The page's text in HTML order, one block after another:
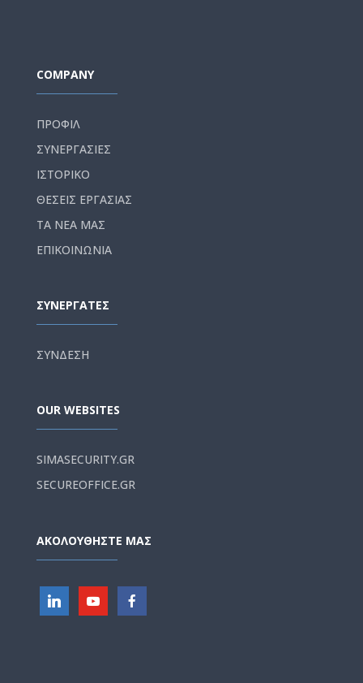
COMPANY
ΠΡΟΦΙΛ
ΣΥΝΕΡΓΑΣΙΕΣ
ΙΣΤΟΡΙΚΟ
ΘΕΣΕΙΣ ΕΡΓΑΣΙΑΣ
ΤΑ ΝΕΑ ΜΑΣ
ΕΠΙΚΟΙΝΩΝΙΑ
ΣΥΝΕΡΓΑΤΕΣ
ΣΥΝΔΕΣΗ
OUR WEBSITES
SIMASECURITY.GR
SECUREOFFICE.GR
ΑΚΟΛΟΥΘΗΣΤΕ ΜΑΣ